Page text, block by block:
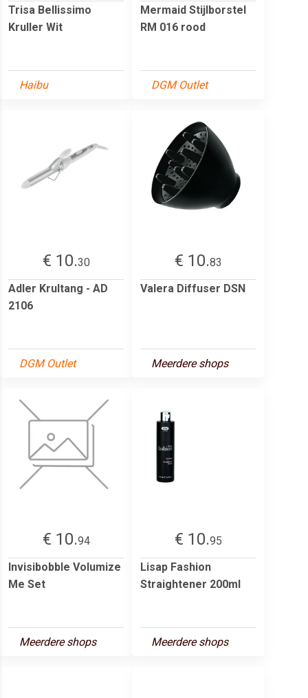
Trisa Bellissimo
Kruller Wit
Haibu
Mermaid Stijlborstel
RM 016 rood
DGM Outlet
€ 10.30
Adler Krultang - AD
2106
DGM Outlet
€ 10.83
Valera Diffuser DSN
Meerdere shops
€ 10.94
Invisibobble Volumize
Me Set
Meerdere shops
€ 10.95
Lisap Fashion
Straightener 200ml
Meerdere shops